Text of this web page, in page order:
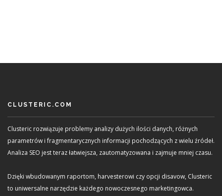
CLUSTERIC.COM
Clusteric rozwiązuje problemy analizy dużych ilości danych, różnych
parametrów i fragmentarycznych informacji pochodzących z wielu źródeł.
Analiza SEO jest teraz łatwiejsza, zautomatyzowana i zajmuje mniej czasu.
Dzięki wbudowanym raportom, harvesterowi czy opcji disavow, Clusteric
to uniwersalne narzędzie każdego nowoczesnego marketingowca.